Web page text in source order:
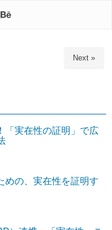
Next »
「実在性の証明」で広
めの、実在性を証明す